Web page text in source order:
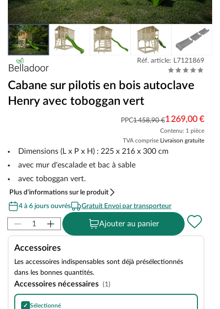
Réf. article: L7121869
Cabane sur pilotis en bois autoclave
Henry avec toboggan vert
PPC1 458,90 €1 269,00 €
Contenu: 1 pièce
TVA comprise Livraison gratuite
Dimensions (L x P x H) : 225 x 216 x 300 cm
avec mur d'escalade et bac à sable
avec toboggan vert.
Plus d'informations sur le produit
4 à 6 jours ouvrés
Gratuit Envoi par transporteur
Ajouter au panier
Accessoires
Les accessoires indispensables sont déjà présélectionnés
dans les bonnes quantités.
Accessoires nécessaires (1)
✓ Sélectionné